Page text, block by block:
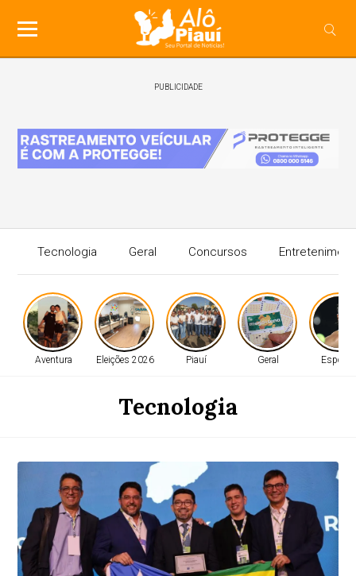
PUBLICIDADE
Tecnologia Geral Concursos
Aventura Eleições 2026 Piauí Geral
Tecnologia